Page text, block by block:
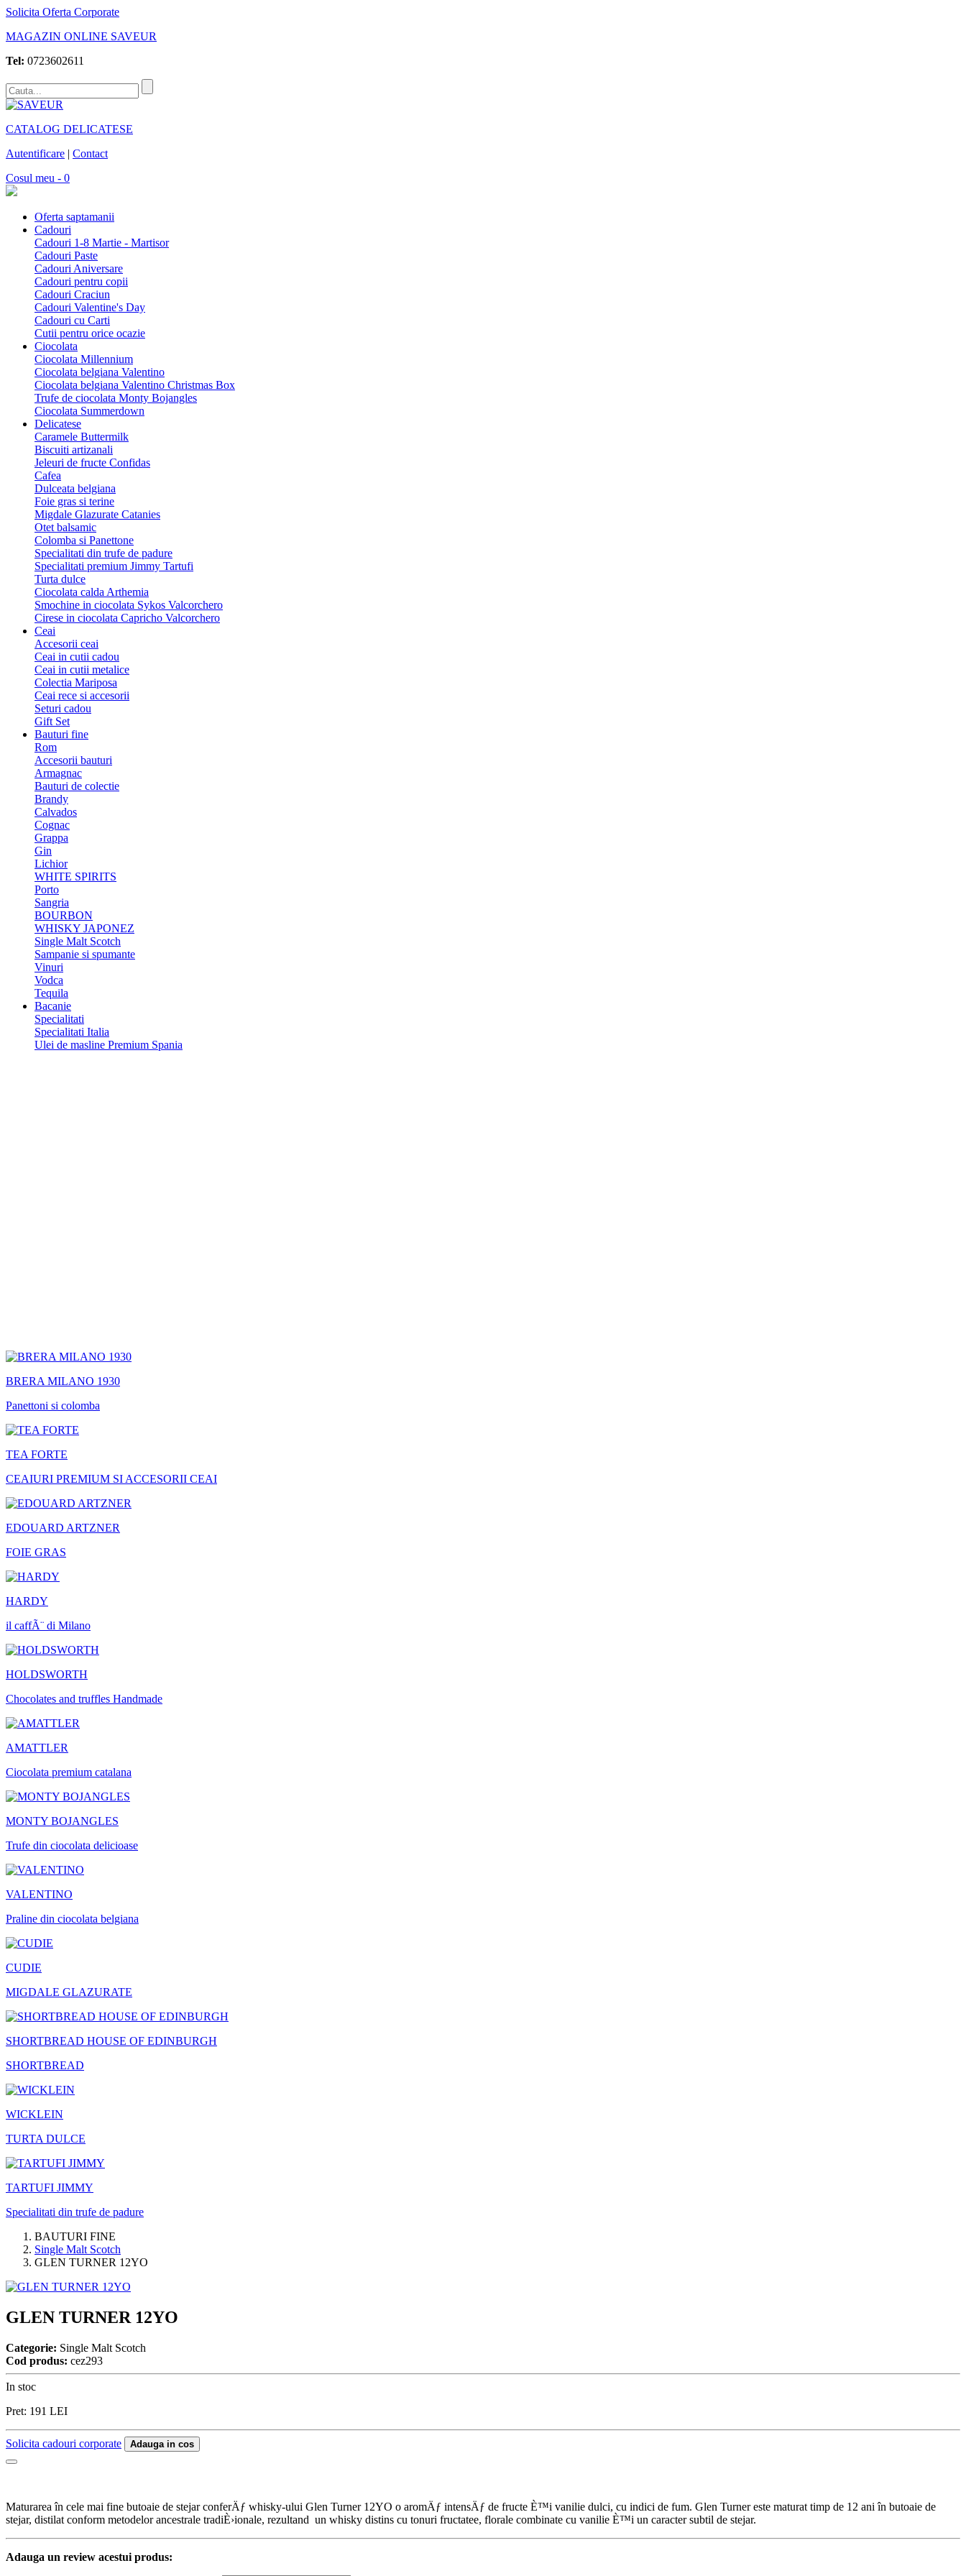
Solicita Oferta Corporate
MAGAZIN ONLINE SAVEUR
Tel: 0723602611
CATALOG DELICATESE
Autentificare | Contact
Cosul meu - 0
Oferta saptamanii
Cadouri
Cadouri 1-8 Martie - Martisor
Cadouri Paste
Cadouri Aniversare
Cadouri pentru copii
Cadouri Craciun
Cadouri Valentine's Day
Cadouri cu Carti
Cutii pentru orice ocazie
Ciocolata
Ciocolata Millennium
Ciocolata belgiana Valentino
Ciocolata belgiana Valentino Christmas Box
Trufe de ciocolata Monty Bojangles
Ciocolata Summerdown
Delicatese
Caramele Buttermilk
Biscuiti artizanali
Jeleuri de fructe Confidas
Cafea
Dulceata belgiana
Foie gras si terine
Migdale Glazurate Catanies
Otet balsamic
Colomba si Panettone
Specialitati din trufe de padure
Specialitati premium Jimmy Tartufi
Turta dulce
Ciocolata calda Arthemia
Smochine in ciocolata Sykos Valcorchero
Cirese in ciocolata Capricho Valcorchero
Ceai
Accesorii ceai
Ceai in cutii cadou
Ceai in cutii metalice
Colectia Mariposa
Ceai rece si accesorii
Seturi cadou
Gift Set
Bauturi fine
Rom
Accesorii bauturi
Armagnac
Bauturi de colectie
Brandy
Calvados
Cognac
Grappa
Gin
Lichior
WHITE SPIRITS
Porto
Sangria
BOURBON
WHISKY JAPONEZ
Single Malt Scotch
Sampanie si spumante
Vinuri
Vodca
Tequila
Bacanie
Specialitati
Specialitati Italia
Ulei de masline Premium Spania
BRERA MILANO 1930
Panettoni si colomba
TEA FORTE
CEAIURI PREMIUM SI ACCESORII CEAI
EDOUARD ARTZNER
FOIE GRAS
HARDY
il caffÃ¨ di Milano
HOLDSWORTH
Chocolates and truffles Handmade
AMATTLER
Ciocolata premium catalana
MONTY BOJANGLES
Trufe din ciocolata delicioase
VALENTINO
Praline din ciocolata belgiana
CUDIE
MIGDALE GLAZURATE
SHORTBREAD HOUSE OF EDINBURGH
SHORTBREAD
WICKLEIN
TURTA DULCE
TARTUFI JIMMY
Specialitati din trufe de padure
BAUTURI FINE
Single Malt Scotch
GLEN TURNER 12YO
GLEN TURNER 12YO
Categorie: Single Malt Scotch
Cod produs: cez293
In stoc
Pret: 191 LEI
Solicita cadouri corporate Adauga in cos
Maturarea în cele mai fine butoaie de stejar conferÄƒ whisky-ului Glen Turner 12YO o aromÄƒ intensÄƒ de fructe È™i vanilie dulci, cu indici de fum. Glen Turner este maturat timp de 12 ani în butoaie de
stejar, distilat conform metodelor ancestrale tradiÈ›ionale, rezultand un whisky distins cu tonuri fructatee, florale combinate cu vanilie È™i un caracter subtil de stejar.
Adauga un review acestui produs: